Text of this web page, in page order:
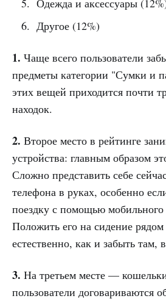
Одежда и аксессуары
Другое (12%)
1. Чаще всего пользователи
предметы категории "Сумки и
этих вещей приходится почти
находок.
2. Второе место в рейтинге
устройства: главным образом
Сложно представить себе
телефона в руках, особенно
поездку с помощью
Положить его на сидение
естественно, как и забыть
3. На третьем месте —
пользователи договариваются